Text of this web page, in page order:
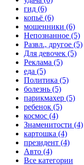
гид (6)
копьё (6)
мошенники (6)
Непознанное (5)
Развл., другое (5)
Для девочек (5)
Реклама (5)
еда (5)
Политика (5)
болезнь (5)
парикмахер (5)
ребенок (5)
космос (4)
Знаменитости (4)
картошка (4)
президент (4)
Авто (4)
Все категории